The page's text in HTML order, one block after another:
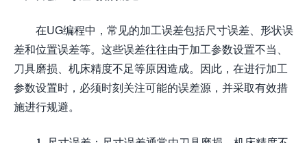
在UG编程中，常见的加工误差包括尺寸误差、形状误
差和位置误差等。这些误差往往由于加工参数设置不当、
刀具磨损、机床精度不足等原因造成。因此，在进行加工
参数设置时，必须时刻关注可能的误差源，并采取有效措
施进行规避。